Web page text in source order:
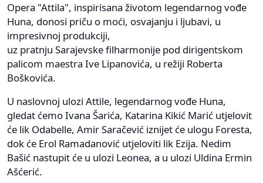
Opera "Attila", inspirisana životom legendarnog vođe
Huna, donosi priču o moći, osvajanju i ljubavi, u
impresivnoj produkciji,
uz pratnju Sarajevske filharmonije pod dirigentskom
palicom maestra Ive Lipanovića, u režiji Roberta
Boškovića.
U naslovnoj ulozi Attile, legendarnog vođe Huna,
gledat ćemo Ivana Šarića, Katarina Kikić Marić utjelovit
će lik Odabelle, Amir Saračević iznijet će ulogu Foresta,
dok će Erol Ramadanović utjeloviti lik Ezija. Nedim
Bašić nastupit će u ulozi Leonea, a u ulozi Uldina Ermin
Ašćerić.